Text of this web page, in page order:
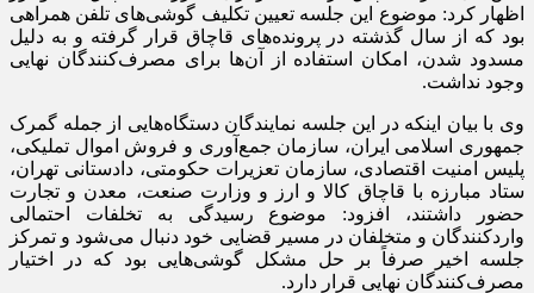
اظهار کرد: موضوع این جلسه تعیین تکلیف گوشی‌های تلفن همراهی
بود که از سال گذشته در پرونده‌های قاچاق قرار گرفته و به دلیل
مسدود شدن، امکان استفاده از آن‌ها برای مصرف‌کنندگان نهایی
وجود نداشت.
وی با بیان اینکه در این جلسه نمایندگان دستگاه‌هایی از جمله گمرک
جمهوری اسلامی ایران، سازمان جمع‌آوری و فروش اموال تملیکی،
پلیس امنیت اقتصادی، سازمان تعزیرات حکومتی، دادستانی تهران،
ستاد مبارزه با قاچاق کالا و ارز و وزارت صنعت، معدن و تجارت
حضور داشتند، افزود: موضوع رسیدگی به تخلفات احتمالی
واردکنندگان و متخلفان در مسیر قضایی خود دنبال می‌شود و تمرکز
جلسه اخیر صرفاً بر حل مشکل گوشی‌هایی بود که در اختیار
مصرف‌کنندگان نهایی قرار دارد.